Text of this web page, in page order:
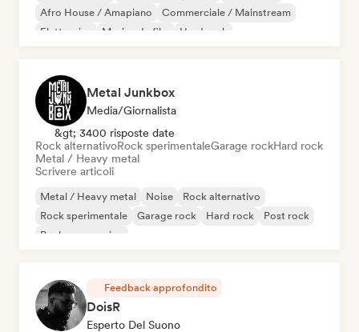
Afro House / Amapiano
Commerciale / Mainstream
Elettronica
Musica da film Hard rock
Metal Junkbox
Media/Giornalista
&gt; 3400 risposte date
Rock alternativoRock sperimentaleGarage rockHard rock
Metal / Heavy metal
Scrivere articoli
Metal / Heavy metal Noise
Rock alternativo
Rock sperimentale
Garage rock Hard rock
Post rock
Rock progressivo
Feedback approfondito
DoisR
Esperto Del Suono